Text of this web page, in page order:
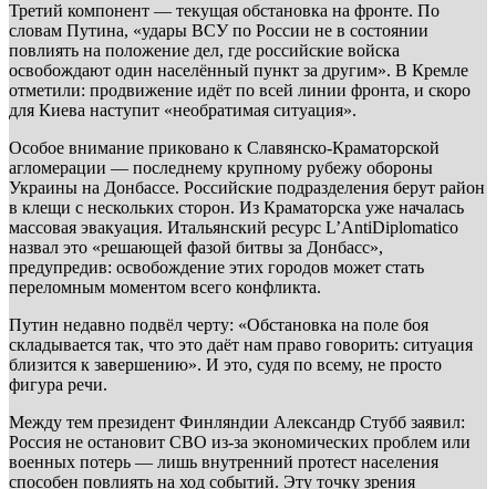
Третий компонент — текущая обстановка на фронте. По
словам Путина, «удары ВСУ по России не в состоянии
повлиять на положение дел, где российские войска
освобождают один населённый пункт за другим». В Кремле
отметили: продвижение идёт по всей линии фронта, и скоро
для Киева наступит «необратимая ситуация».
Особое внимание приковано к Славянско-Краматорской
агломерации — последнему крупному рубежу обороны
Украины на Донбассе. Российские подразделения берут район
в клещи с нескольких сторон. Из Краматорска уже началась
массовая эвакуация. Итальянский ресурс L’AntiDiplomatico
назвал это «решающей фазой битвы за Донбасс»,
предупредив: освобождение этих городов может стать
переломным моментом всего конфликта.
Путин недавно подвёл черту: «Обстановка на поле боя
складывается так, что это даёт нам право говорить: ситуация
близится к завершению». И это, судя по всему, не просто
фигура речи.
Между тем президент Финляндии Александр Стубб заявил:
Россия не остановит СВО из-за экономических проблем или
военных потерь — лишь внутренний протест населения
способен повлиять на ход событий. Эту точку зрения